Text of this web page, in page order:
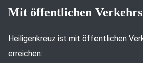
Mit öffentlichen
Heiligenkreuz ist mit öffentlichen
erreichen: